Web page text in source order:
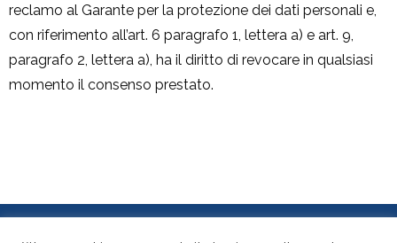
reclamo al Garante per la protezione dei dati personali e,
con riferimento all’art. 6 paragrafo 1, lettera a) e art. 9,
paragrafo 2, lettera a), ha il diritto di revocare in qualsiasi
momento il consenso prestato.